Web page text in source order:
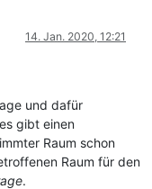
14. Jan. 2020, 12:21
und dafür
gibt einen
Raum schon
Raum für den
.